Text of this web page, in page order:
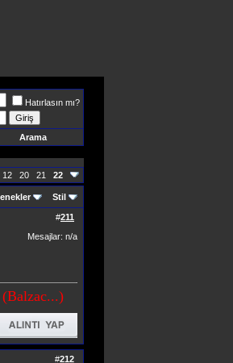
Hatırlasın mı?
Arama
12 20 21 22
Stil
#211
Mesajlar: n/a
(Balzac...)
#212